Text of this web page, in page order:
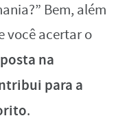
Bem, além
você acertar o
na
para a
.